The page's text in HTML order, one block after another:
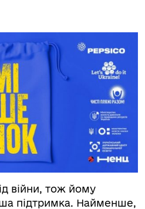
війни, тож йому
підтримка. Найменше,